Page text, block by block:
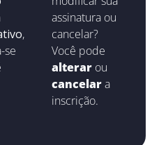
,
assinatura ou
cancelar?
alterar
cancelar a
inscrição.